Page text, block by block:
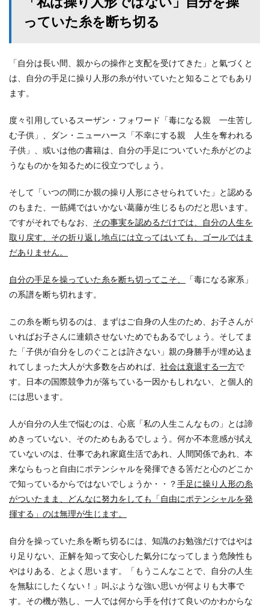
っていた糸を断ち切る
「自分は長い間、親からの操作と支配を受けてきた」と氣づくと
は、自分の手足に操り人形の糸が付いていたと知ることでもあり
ます。
度々引用しているスーザン・フォワード「毒になる親 一生苦し
む子供」、ダン・ニューハース「不幸にする親 人生を奪われる
子供」、或いは他の書籍は、自分の手足についていた糸がどのよ
うなものかを知るために役立つでしょう。
そして「いつの間にか親の操り人形にさせられていた」と認める
のもまた、一筋縄ではいかない葛藤が生じるものだと思います。
ですがそれでもなお、 その事実を認めるだけでは、自分の人生を
取り戻す、その折り返し地点には立ってはいても、ゴールではま
だありません。
自分の手足を操っていた糸を断ち切ってこそ、
「毒になる家系」
の系譜を断ち切れます。
この糸を断ち切るのは、まずはご自身の人生のため、お子さんが
いればお子さんに連鎖させないためでもあるでしょう。そしてま
た「子供が自分をしのぐことは許さない」親の身勝手が埋め込ま
れてしまった大人が大多数を占めれば、 社会は衰退する一方で
す。日本の国際競争力が落ちている一因かもしれない、と個人的
には思います。
人が自分の人生で悩むのは、心底「私の人生こんなもの」とは諦
めきっていない、そのためもあるでしょう。何か不本意感が拭え
ていないのは、仕事であれ家庭生活であれ、人間関係であれ、本
来ならもっと自由にポテンシャルを発揮できる筈だと心のどこか
で知っているからではないでしょうか・・？手足に操り人形の糸
がついたまま、どんなに努力をしても「自由にポテンシャルを発
揮する」のは無理が生じます。
自分を操っていた糸を断ち切るには、知識のお勉強だけではやは
り足りない、正解を知って安心した氣分になってしまう危険性も
やはりある、とよく思います。「もうこんなことで、自分の人生
を無駄にしたくない！」叫ぶような強い思いが何よりも大事で
す。その機が熟し、一人では何から手を付けて良いのかわからな